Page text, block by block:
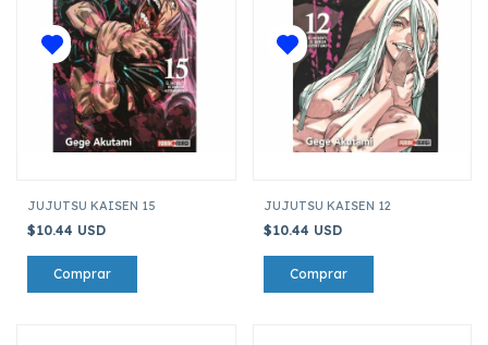
JUJUTSU KAISEN 15
$10.44 USD
JUJUTSU KAISEN 12
$10.44 USD